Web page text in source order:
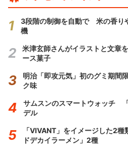
3段階の制御を自動で 米の香り
機
米津玄師さんがイラストと文章
ース菓子
明治「即攻元気」初のグミ期
ク味
サムスンのスマートウォッチ
デル
「VIVANT」をイメージした2
ドデカイラーメン」2種